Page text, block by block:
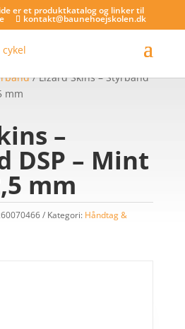
er et produktkatalog og linker til
kontakt@baunehoejskolen.dk
/ Lizard Skins – Styrbånd
mm
–
DSP – Mint
mm
Kategori: Håndtag &